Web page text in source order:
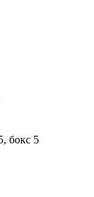
бокс 5